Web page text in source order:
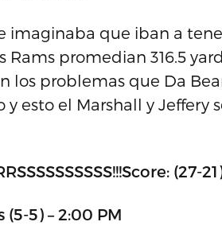
imaginaba que iban a
promedian 316.5
los problemas que Da
esto el Marshall y Jeffery
(27-
5) – 2:00 PM